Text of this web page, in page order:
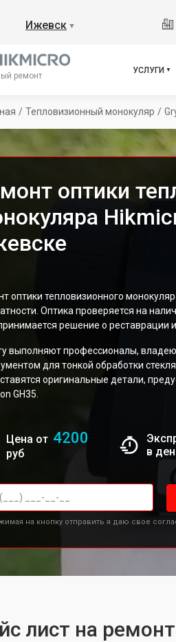
Ижевск ▼
ремонт
УСЛУГИ
/ Тепловизионный монокуляр /
оптики
оптики тепловизионного
Оптика проверяется на
решение о реставрации
выполняют профессионалы,
для тонкой обработки
оригинальные детали,
GH35.
Цена от 4200
руб
в
на кнопку отправить я даю свое
лист на